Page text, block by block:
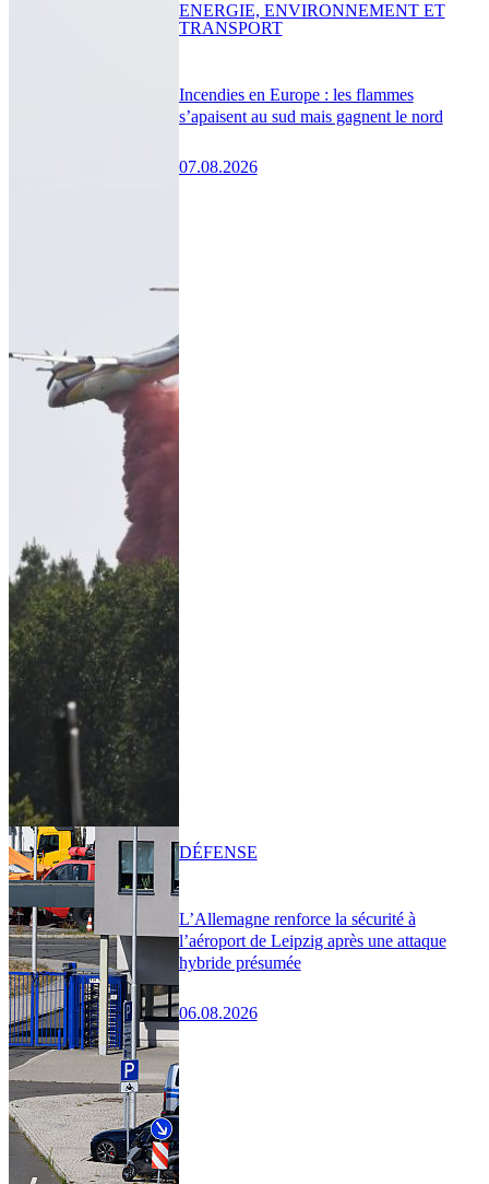
Incendies en Europe : les flammes
s’apaisent au sud mais gagnent le nord
07.08.2026
ENERGIE, ENVIRONNEMENT ET
TRANSPORT
L’Allemagne renforce la sécurité à
l’aéroport de Leipzig après une attaque
hybride présumée
06.08.2026
DÉFENSE